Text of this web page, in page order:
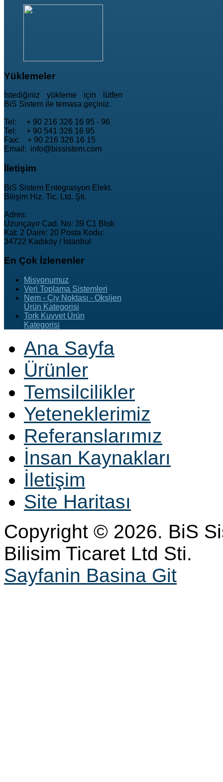
Yüklemeler
İstediğiniz yükleme için lütfen
BiS Sistem ile temasa geçiniz.
Tel: + 90 216 326 16 95 - 96
Tel: + 90 541 326 16 95
Fax: + 90 216 326 16 15
Email: info@bissistem.com
İletişim
BiS Sistem Entegrasyon Elekt.
Bilişim Hiz. Tic. Ltd. Şti.
Adres:
Uzunçayır Cad. No: 39 C1 Blok
Kat: 2 Daire: 20 Posta Kodu:
34722 Kadıköy / İstanbul
En Çok İzlenenler
Misyonumuz
Veri Toplama Sistemleri
Nem - Çiy Noktası - Oksijen
Ürün Kategorisi
Tork Kuvvet Ürün
Kategorisi
Ana Sayfa
Ürünler
Temsilcilikler
Yeteneklerimiz
Referanslarımız
İnsan Kaynakları
İletişim
Site Haritası
Copyright © 2026. BiS
Bilisim Ticaret Ltd Sti.
Sayfanin Basina Git